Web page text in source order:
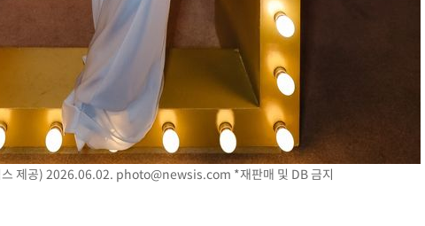
제공) 2026.06.02. photo@newsis.com *재판매 및 DB 금지